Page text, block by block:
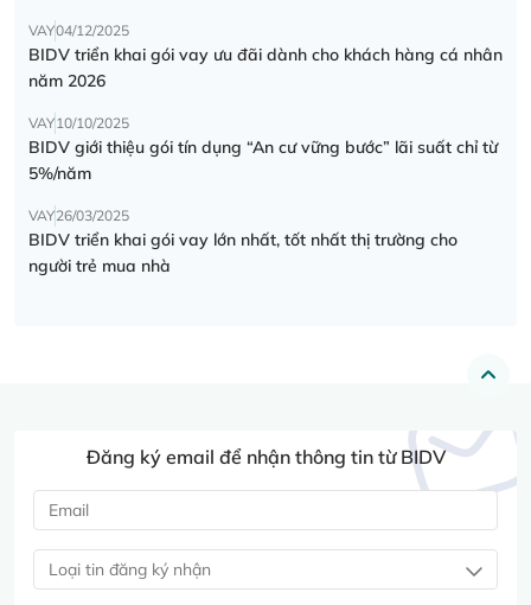
VAY04/12/2025
BIDV triển khai gói vay ưu đãi dành cho khách hàng cá nhân
năm 2026
VAY10/10/2025
BIDV giới thiệu gói tín dụng “An cư vững bước” lãi suất chỉ từ
5%/năm
VAY26/03/2025
BIDV triển khai gói vay lớn nhất, tốt nhất thị trường cho
người trẻ mua nhà
Đăng ký email để nhận thông tin từ BIDV
Loại tin đăng ký nhận